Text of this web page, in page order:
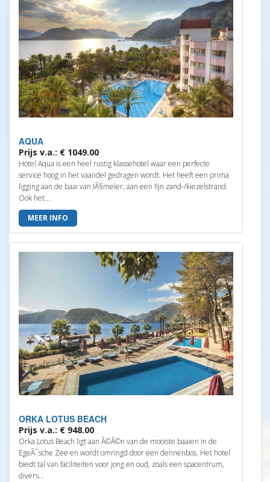
AQUA
Prijs v.a.: € 1049.00
Hotel Aqua is een heel rustig klassehotel waar een perfecte
service hoog in het vaandel gedragen wordt. Het heeft een prima
ligging aan de baai van IÃ§meler, aan een fijn zand-/kiezelstrand.
Ook het...
MEER INFO
ORKA LOTUS BEACH
Prijs v.a.: € 948.00
Orka Lotus Beach ligt aan Ã©Ã©n van de mooiste baaien in de
EgeÃ¯sche Zee en wordt omringd door een dennenbos. Het hotel
biedt tal van faciliteiten voor jong en oud, zoals een spacentrum,
divers...